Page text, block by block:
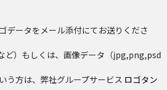
データをメール添付にてお送りくださ
ど）もしくは、画像データ（jpg,png,psd
う方は、弊社グループサービス ロゴタン